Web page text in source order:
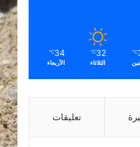
℃
32
℃
الثلاثاء
34
℃
الأربعاء
تعليقات